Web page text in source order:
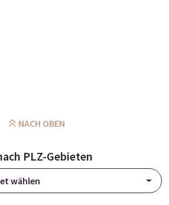
NACH OBEN
PLZ-Gebieten
wählen